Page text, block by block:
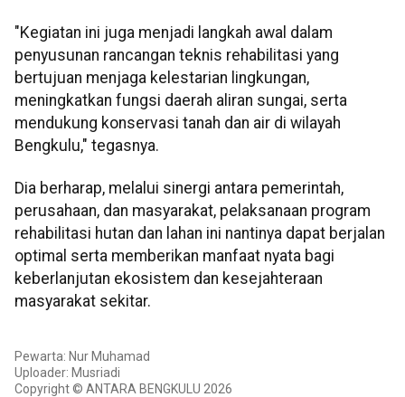
"Kegiatan ini juga menjadi langkah awal dalam
penyusunan rancangan teknis rehabilitasi yang
bertujuan menjaga kelestarian lingkungan,
meningkatkan fungsi daerah aliran sungai, serta
mendukung konservasi tanah dan air di wilayah
Bengkulu," tegasnya.
Dia berharap, melalui sinergi antara pemerintah,
perusahaan, dan masyarakat, pelaksanaan program
rehabilitasi hutan dan lahan ini nantinya dapat berjalan
optimal serta memberikan manfaat nyata bagi
keberlanjutan ekosistem dan kesejahteraan
masyarakat sekitar.
Pewarta: Nur Muhamad
Uploader: Musriadi
Copyright © ANTARA BENGKULU 2026